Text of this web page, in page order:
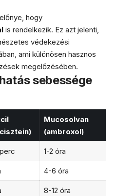
hogy
is rendelkezik. Ez azt jelenti,
védekezési
ami különösen hasznos
megelőzésében.
sebessége
Mucosolvan
(ambroxol)
1-2 óra
4-6 óra
8-12 óra